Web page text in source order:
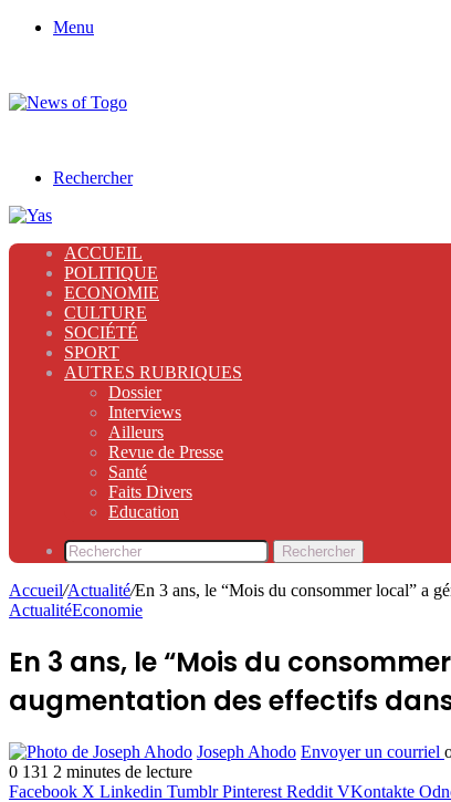
Menu
Rechercher
ACCUEIL
POLITIQUE
ECONOMIE
CULTURE
SOCIÉTÉ
SPORT
AUTRES RUBRIQUES
Dossier
Interviews
Ailleurs
Revue de Presse
Santé
Faits Divers
Education
Rechercher
Accueil/Actualité/En 3 ans, le “Mois du consommer local” a
ActualitéEconomie
En 3 ans, le “Mois du
augmentation des effectifs
Joseph Ahodo Envoyer un courriel
0 131 2 minutes de lecture
Facebook X Linkedin Tumblr Pinterest Reddit VKontakte